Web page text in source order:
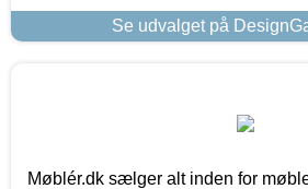
Se udvalget på
Møblér.dk sælger alt inden for